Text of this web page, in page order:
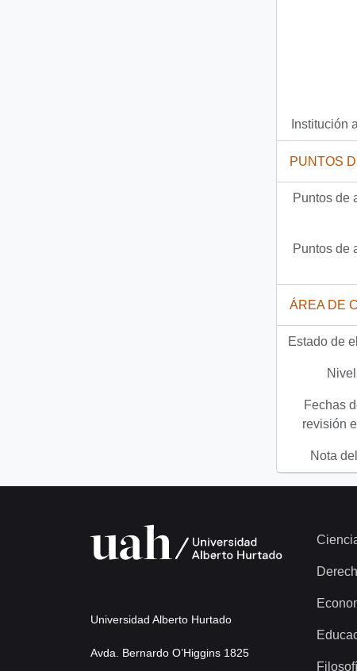
Institución
PUNTOS
Puntos de
Puntos de
ÁREA DE
Estado de
Fechas
revisión
Nota
Universidad Alberto Hurtado
Avda. Bernardo O’Higgins 1825